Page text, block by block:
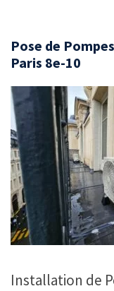
Pose de
Paris 8e-10
Installation de